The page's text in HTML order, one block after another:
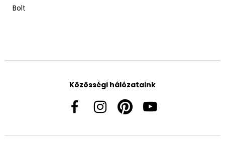
Bolt
Közösségi hálózataink